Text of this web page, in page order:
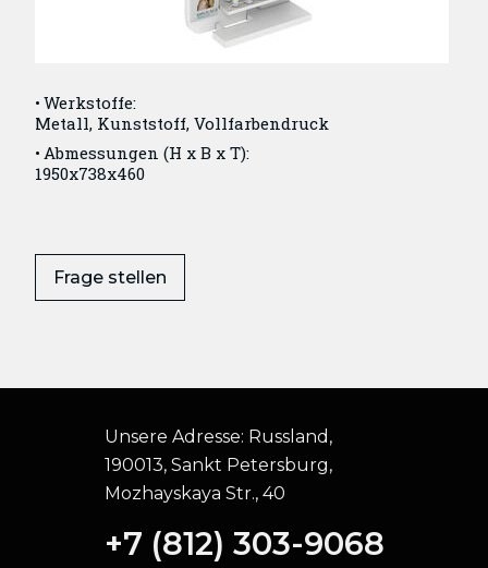
Werkstoffe:
Metall, Kunststoff, Vollfarbendruck
Abmessungen (H x B x T):
1950x738x460
Frage stellen
Unsere Adresse: Russland,
190013, Sankt Petersburg,
Mozhayskaya Str., 40
+7 (812) 303-9068